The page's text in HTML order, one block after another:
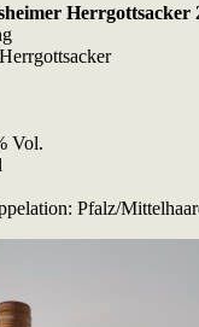
Herrgottsacker
Vol.
Pfalz/